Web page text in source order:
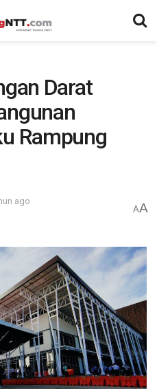
Darat
Rampung
ago
AA